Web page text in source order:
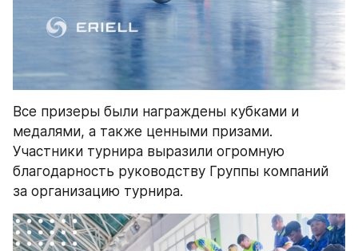
Все призеры были награждены кубками и
медалями, а также ценными призами.
Участники турнира выразили огромную
благодарность руководству Группы компаний
за организацию турнира.